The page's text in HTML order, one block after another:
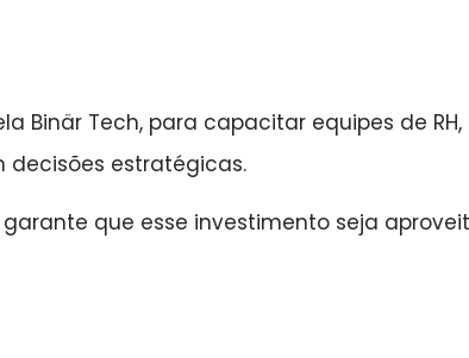
Tech, para capacitar equipes de
decisões estratégicas.
que esse investimento seja